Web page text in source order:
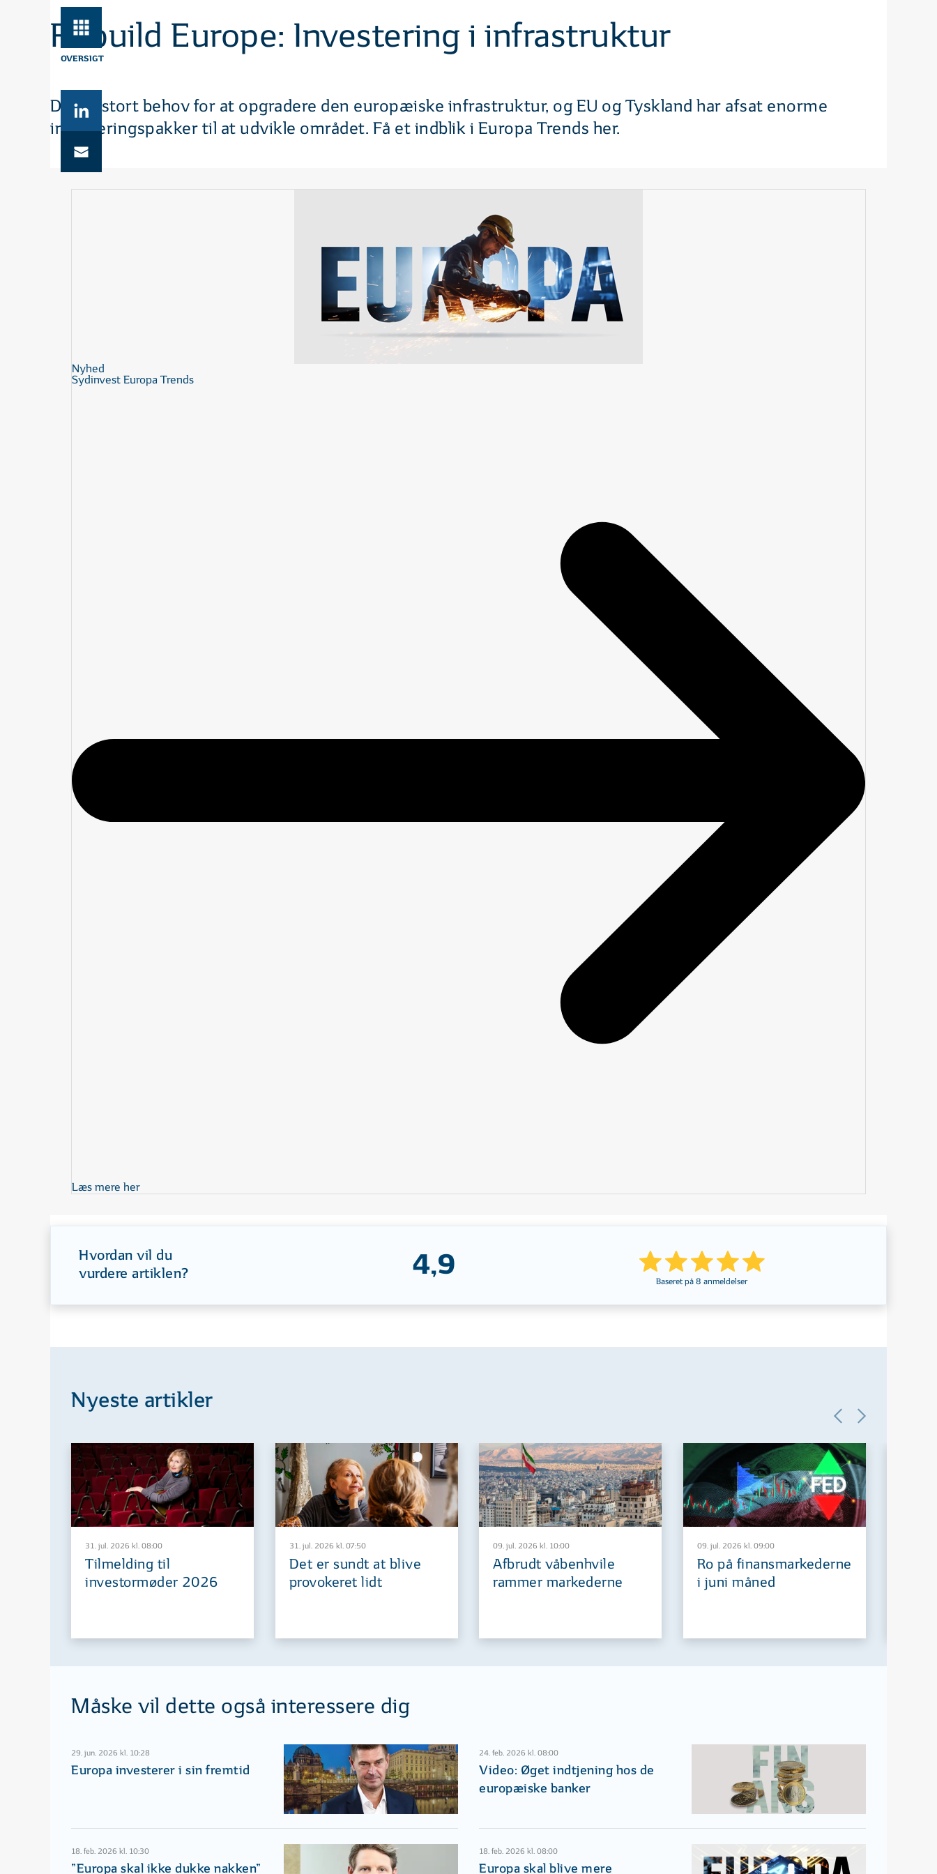
OVERSIGT
Rebuild Europe: Investering i infrastruktur
Der er stort behov for at opgradere den europæiske infrastruktur, og EU og Tyskland har afsat enorme
investeringspakker til at udvikle området. Få et indblik i Europa Trends her.
Nyhed
Sydinvest Europa Trends
Læs mere her
Hvordan vil du
vurdere artiklen?
4,9 Baseret på8 anmeldelser
Nyeste artikler
31. jul. 2026 kl. 08:00
Tilmelding til
investormøder 2026
31. jul. 2026 kl. 07:50
Det er sundt at blive
provokeret lidt
09. jul. 2026 kl. 10:00
Afbrudt våbenhvile
rammer markederne
09. jul. 2026 kl. 09:00
Ro på finansmarkederne
i juni måned
Måske vil dette også interessere dig
29. jun. 2026 kl. 10:28
Europa investerer i sin fremtid
24. feb. 2026 kl. 08:00
Video: Øget indtjening hos de
europæiske banker
18. feb. 2026 kl. 10:30
”Europa skal ikke dukke nakken”
18. feb. 2026 kl. 08:00
Europa skal blive mere